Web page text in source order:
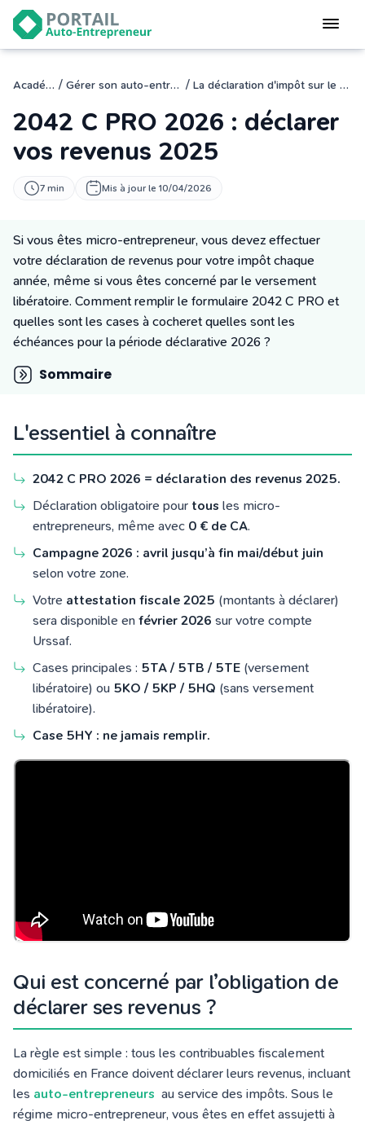
Devenir
auto-entrepreneur
logiciel de facturation
Modifier
mon activité
CONNEXION
Statut auto-entrepreneur
Programmes de Formation
L’académie
Tarifs
Blog
Académie / Gérer son auto-entreprise / La déclaration d'impôt sur le revenu
2042 C PRO 2026 : déclarer
vos revenus 2025
7 min Mis à jour le 10/04/2026
Si vous êtes micro-entrepreneur, vous devez effectuer
votre déclaration de revenus pour votre impôt chaque
année, même si vous êtes concerné par le versement
libératoire. Comment remplir le formulaire 2042 C PRO et
quelles sont les cases à cocheret quelles sont les
échéances pour la période déclarative 2026 ?
Sommaire
L'essentiel à connaître
2042 C PRO 2026 = déclaration des revenus 2025.
Déclaration obligatoire pour tous les micro-
entrepreneurs, même avec 0 € de CA.
Campagne 2026 : avril jusqu’à fin mai/début juin
selon votre zone.
Votre attestation fiscale 2025 (montants à déclarer)
sera disponible en février 2026 sur votre compte
Urssaf.
Cases principales : 5TA / 5TB / 5TE (versement
libératoire) ou 5KO / 5KP / 5HQ (sans versement
libératoire).
Case 5HY : ne jamais remplir.
Qui est concerné par l’obligation de
déclarer ses revenus ?
La règle est simple : tous les contribuables fiscalement
domiciliés en France doivent déclarer leurs revenus, incluant
les auto-entrepreneurs au service des impôts. Sous le
régime micro-entrepreneur, vous êtes en effet assujetti à